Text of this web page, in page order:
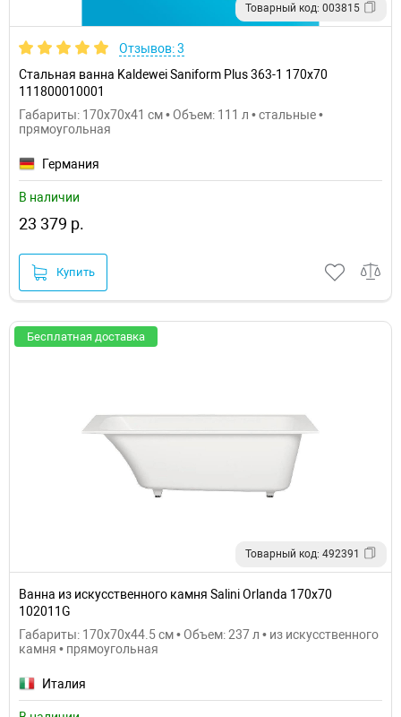
Товарный код: 003815
Отзывов: 3
Стальная ванна Kaldewei Saniform Plus 363-1 170x70
111800010001
Габариты: 170x70x41 см • Объем: 111 л • стальные •
прямоугольная
Германия
В наличии
23 379 р.
Купить
Бесплатная доставка
Товарный код: 492391
Ванна из искусственного камня Salini Orlanda 170х70
102011G
Габариты: 170x70x44.5 см • Объем: 237 л • из искусственного
камня • прямоугольная
Италия